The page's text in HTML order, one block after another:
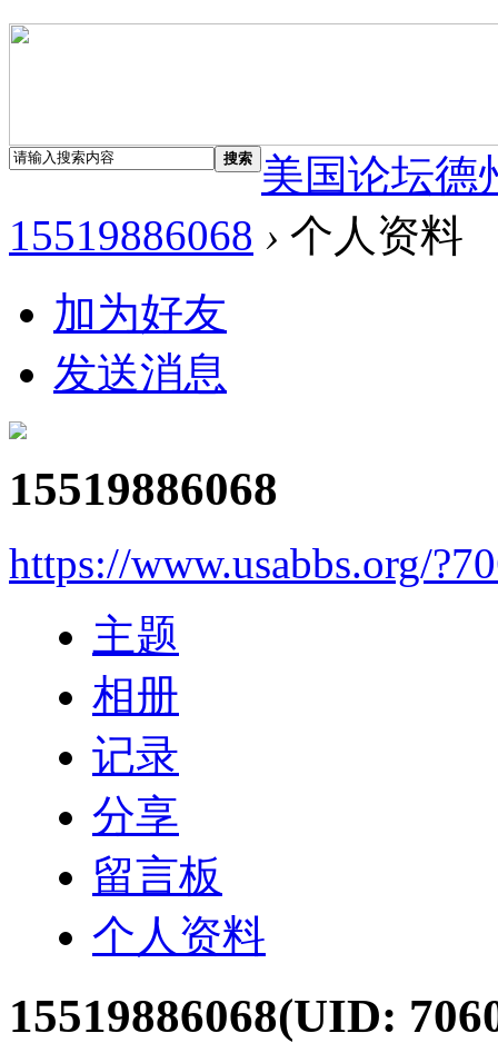
搜索
美国论坛德
15519886068 › 个人资料
加为好友
发送消息
15519886068
https://www.usabbs.org/
主题
相册
记录
分享
留言板
个人资料
15519886068(UID: